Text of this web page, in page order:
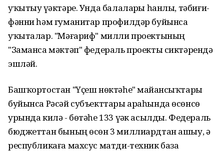
уҡытыу үҙәктәре. Унда балаларҙы һанлы, тәбиғи-
фәнни һәм гуманитар профилдәр буйынса
уҡыталар. "Мәғариф" милли проектының
"Заманса мәктәп" федераль проекты сиктәрендә
эшләй.
Башҡортостан "Үҫеш нөктәһе" майҙансыҡтары
буйынса Рәсәй субъекттары араһында өсөнсө
урында килә - бөтәһе 133 үҙәк асылды. Федераль
бюджеттан бының өсөн 3 миллиардтан ашыу, ә
республикаға махсус матди-техник база